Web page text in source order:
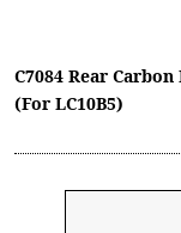
C7084 Rear
(For LC10B5)